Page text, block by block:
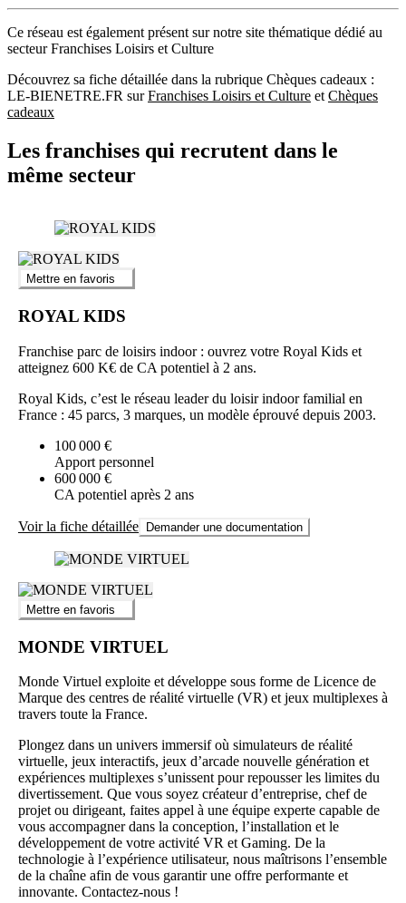
Ce réseau est également présent sur notre site thématique dédié au
secteur Franchises Loisirs et Culture
Découvrez sa fiche détaillée dans la rubrique Chèques cadeaux :
LE-BIENETRE.FR surFranchises Loisirs et Culture et Chèques
cadeaux
Les franchises qui recrutent dans le
même secteur
Mettre en favoris
ROYAL KIDS
Franchise parc de loisirs indoor : ouvrez votre Royal Kids et
atteignez 600 K€ de CA potentiel à 2 ans.
Royal Kids, c’est le réseau leader du loisir indoor familial en
France : 45 parcs, 3 marques, un modèle éprouvé depuis 2003.
100 000 €
Apport personnel
600 000 €
CA potentiel après 2 ans
Voir la fiche détaillée Demander une documentation
Mettre en favoris
MONDE VIRTUEL
Monde Virtuel exploite et développe sous forme de Licence de
Marque des centres de réalité virtuelle (VR) et jeux multiplexes à
travers toute la France.
Plongez dans un univers immersif où simulateurs de réalité
virtuelle, jeux interactifs, jeux d’arcade nouvelle génération et
expériences multiplexes s’unissent pour repousser les limites du
divertissement. Que vous soyez créateur d’entreprise, chef de
projet ou dirigeant, faites appel à une équipe experte capable de
vous accompagner dans la conception, l’installation et le
développement de votre activité VR et Gaming. De la
technologie à l’expérience utilisateur, nous maîtrisons l’ensemble
de la chaîne afin de vous garantir une offre performante et
innovante. Contactez-nous !